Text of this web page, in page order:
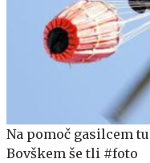
Na pomoč gasilcem
Bovškem še tli #foto